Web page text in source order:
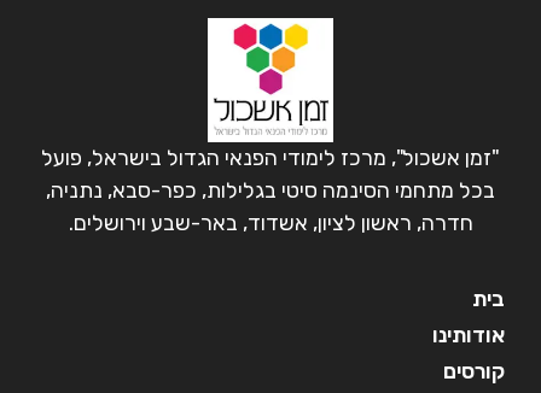
"זמן אשכול", מרכז לימודי הפנאי הגדול בישראל, פועל
בכל מתחמי הסינמה סיטי בגלילות, כפר-סבא, נתניה,
חדרה, ראשון לציון, אשדוד, באר-שבע וירושלים.
בית
אודותינו
קורסים